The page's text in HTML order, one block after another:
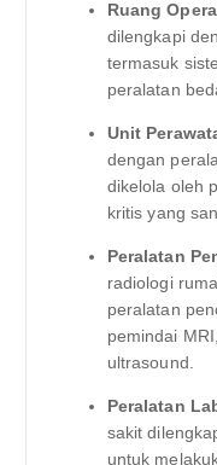
Ruang
dilengkapi
termasuk
peralatan
Unit
dengan
dikelola oleh
kritis yang
Peralatan
radiologi
peralatan
pemindai
ultrasound.
Peralatan
sakit
untuk